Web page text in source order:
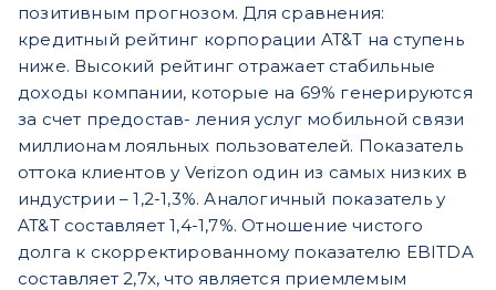
позитивным прогнозом. Для сравнения:
кредитный рейтинг корпорации AT&T на ступень
ниже. Высокий рейтинг отражает стабильные
доходы компании, которые на 69% генерируются
за счет предостав- ления услуг мобильной связи
миллионам лояльных пользователей. Показатель
оттока клиентов у Verizon один из самых низких в
индустрии – 1,2-1,3%. Аналогичный показатель у
AT&T составляет 1,4-1,7%. Отношение чистого
долга к скорректированному показателю EBITDA
составляет 2,7x, что является приемлемым